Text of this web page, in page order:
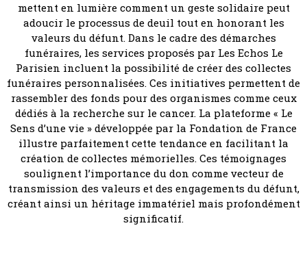
mettent en lumière comment un geste solidaire peut
adoucir le processus de deuil tout en honorant les
valeurs du défunt. Dans le cadre des démarches
funéraires, les services proposés par Les Echos Le
Parisien incluent la possibilité de créer des collectes
funéraires personnalisées. Ces initiatives permettent de
rassembler des fonds pour des organismes comme ceux
dédiés à la recherche sur le cancer. La plateforme « Le
Sens d’une vie » développée par la Fondation de France
illustre parfaitement cette tendance en facilitant la
création de collectes mémorielles. Ces témoignages
soulignent l’importance du don comme vecteur de
transmission des valeurs et des engagements du défunt,
créant ainsi un héritage immatériel mais profondément
significatif.